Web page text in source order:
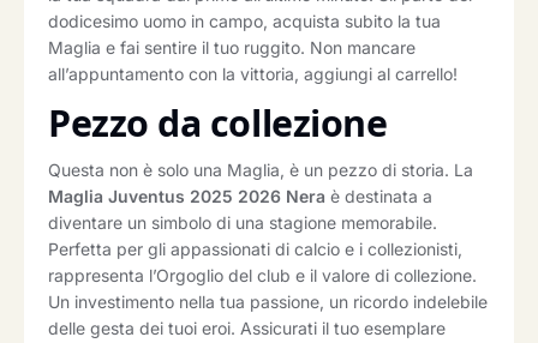
dodicesimo uomo in campo, acquista subito la tua
Maglia e fai sentire il tuo ruggito. Non mancare
all’appuntamento con la vittoria, aggiungi al carrello!
Pezzo da collezione
Questa non è solo una Maglia, è un pezzo di storia. La
Maglia Juventus 2025 2026 Nera è destinata a
diventare un simbolo di una stagione memorabile.
Perfetta per gli appassionati di calcio e i collezionisti,
rappresenta l’Orgoglio del club e il valore di collezione.
Un investimento nella tua passione, un ricordo indelebile
delle gesta dei tuoi eroi. Assicurati il tuo esemplare